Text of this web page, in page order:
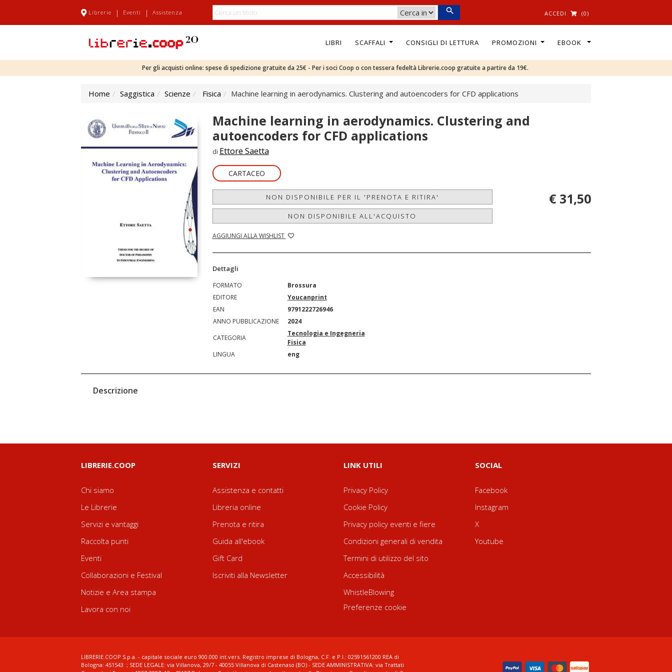
Librerie | Eventi | Assistenza ACCEDI (0)
LIBRI SCAFFALI CONSIGLI DI LETTURA PROMOZIONI EBOOK
Per gli acquisti online: spese di spedizione gratuite da 25€ - Per i soci Coop o con tessera fedeltà Librerie.coop gratuite a partire da 19€.
Home Saggistica Scienze Fisica Machine learning in aerodynamics. Clustering and autoencoders for CFD applications
Machine learning in aerodynamics. Clustering and
autoencoders for CFD applications
di Ettore Saetta
CARTACEO
NON DISPONIBILE PER IL 'PRENOTA E RITIRA'
NON DISPONIBILE ALL'ACQUISTO
AGGIUNGI ALLA WISHLIST
€ 31,50
Dettagli
FORMATO
Brossura
EDITORE
Youcanprint
EAN
9791222726946
ANNO PUBBLICAZIONE
2024
CATEGORIA
Tecnologia e Ingegneria
Fisica
LINGUA
eng
Descrizione
LIBRERIE.COOP
Chi siamo
Le Librerie
Servizi e vantaggi
Raccolta punti
Eventi
Collaborazioni e Festival
Notizie e Area stampa
Lavora con noi
SERVIZI
Assistenza e contatti
Libreria online
Prenota e ritira
Guida all'ebook
Gift Card
Iscriviti alla Newsletter
LINK UTILI
Privacy Policy
Cookie Policy
Privacy policy eventi e fiere
Condizioni generali di vendita
Termini di utilizzo del sito
Accessibilità
WhistleBlowing
Preferenze cookie
SOCIAL
Facebook
Instagram
X
Youtube
LIBRERIE.COOP S.p.a. - capitale sociale euro 900.000 int.vers. Registro imprese di Bologna, C.F. e P.I.: 02591561200 REA di
Bologna: 451543 ; SEDE LEGALE: via Villanova, 29/7 - 40055 Villanova di Castenaso (BO) - SEDE AMMINISTRATIVA: via Trattati